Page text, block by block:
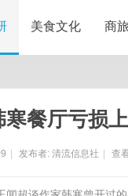
美食文化 商
餐厅亏损
发布者: 清流信息社 查